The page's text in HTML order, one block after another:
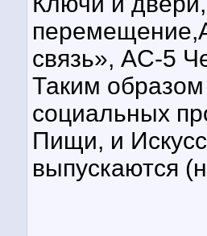
связь», AC-5
Таким образом
социальных
Пищи, и
выпускаются